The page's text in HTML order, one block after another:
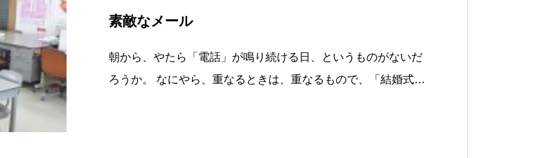
素敵なメール
朝から、やたら「電話」が鳴り続ける日、というものがないだ
ろうか。 なにやら、重なるときは、重なるもので、「結婚式」